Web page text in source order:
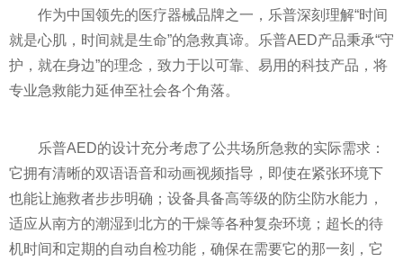
作为中国领先的医疗器械品牌之一，乐普深刻理解“时间
就是心肌，时间就是生命”的急救真谛。乐普AED产品秉承“守
护，就在身边”的理念，致力于以可靠、易用的科技产品，将
专业急救能力延伸至社会各个角落。
乐普AED的设计充分考虑了公共场所急救的实际需求：
它拥有清晰的双语语音和动画视频指导，即使在紧张环境下
也能让施救者步步明确；设备具备高等级的防尘防水能力，
适应从南方的潮湿到北方的干燥等各种复杂环境；超长的待
机时间和定期的自动自检功能，确保在需要它的那一刻，它